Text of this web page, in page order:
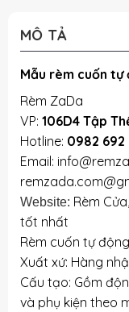
MÔ TẢ
Mẫu rèm cuốn tự
Rèm ZaDa
VP: 106D4 Tập
Hotline: 0982 692
Email:
Website: Rèm
tốt nhất
Rèm cuốn tự
Xuất xứ: Hàng
Cấu tạo: Gồm
và phụ kiện theo